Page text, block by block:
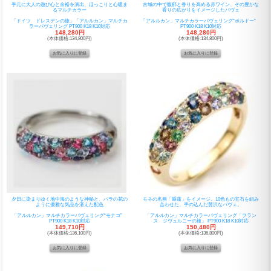
手元に大人の遊び心と余裕を演出、ほっこりと心暖ま
るマルチカラー
「ドイツ ドレスデンの旅」「アルルカン」マルチカ
ラーパヴェリング PT900 K18 K10対応
148,280円
(本体価格:134,800円)
古城の中で馥郁と香りを高める赤ワイン、その豊かな
香りの広がりをイメージしたパヴェ
「アルルカン」マルチカラーパヴェリング“ボルドー”
PT900 K18 K10対応
148,280円
(本体価格:134,800円)
夕日に染まりゆく地中海のような神秘と、バラの花の
ように優雅な気品を湛えた配色
「アルルカン」マルチカラーパヴェリング“モナコ”
PT900 K18 K10対応
149,710円
(本体価格:136,100円)
モネの名画「睡蓮」をイメージ。10色もの宝石を組み
合わせた、手の込んだ贅沢なパヴェ。
「アルルカン」マルチカラーパヴェリング「フラン
ス ジヴュルニーの旅」 PT900 K18 K10対応
150,480円
(本体価格:136,800円)